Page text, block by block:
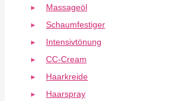
Massageöl
Schaumfestiger
Intensivtönung
CC-Cream
Haarkreide
Haarspray